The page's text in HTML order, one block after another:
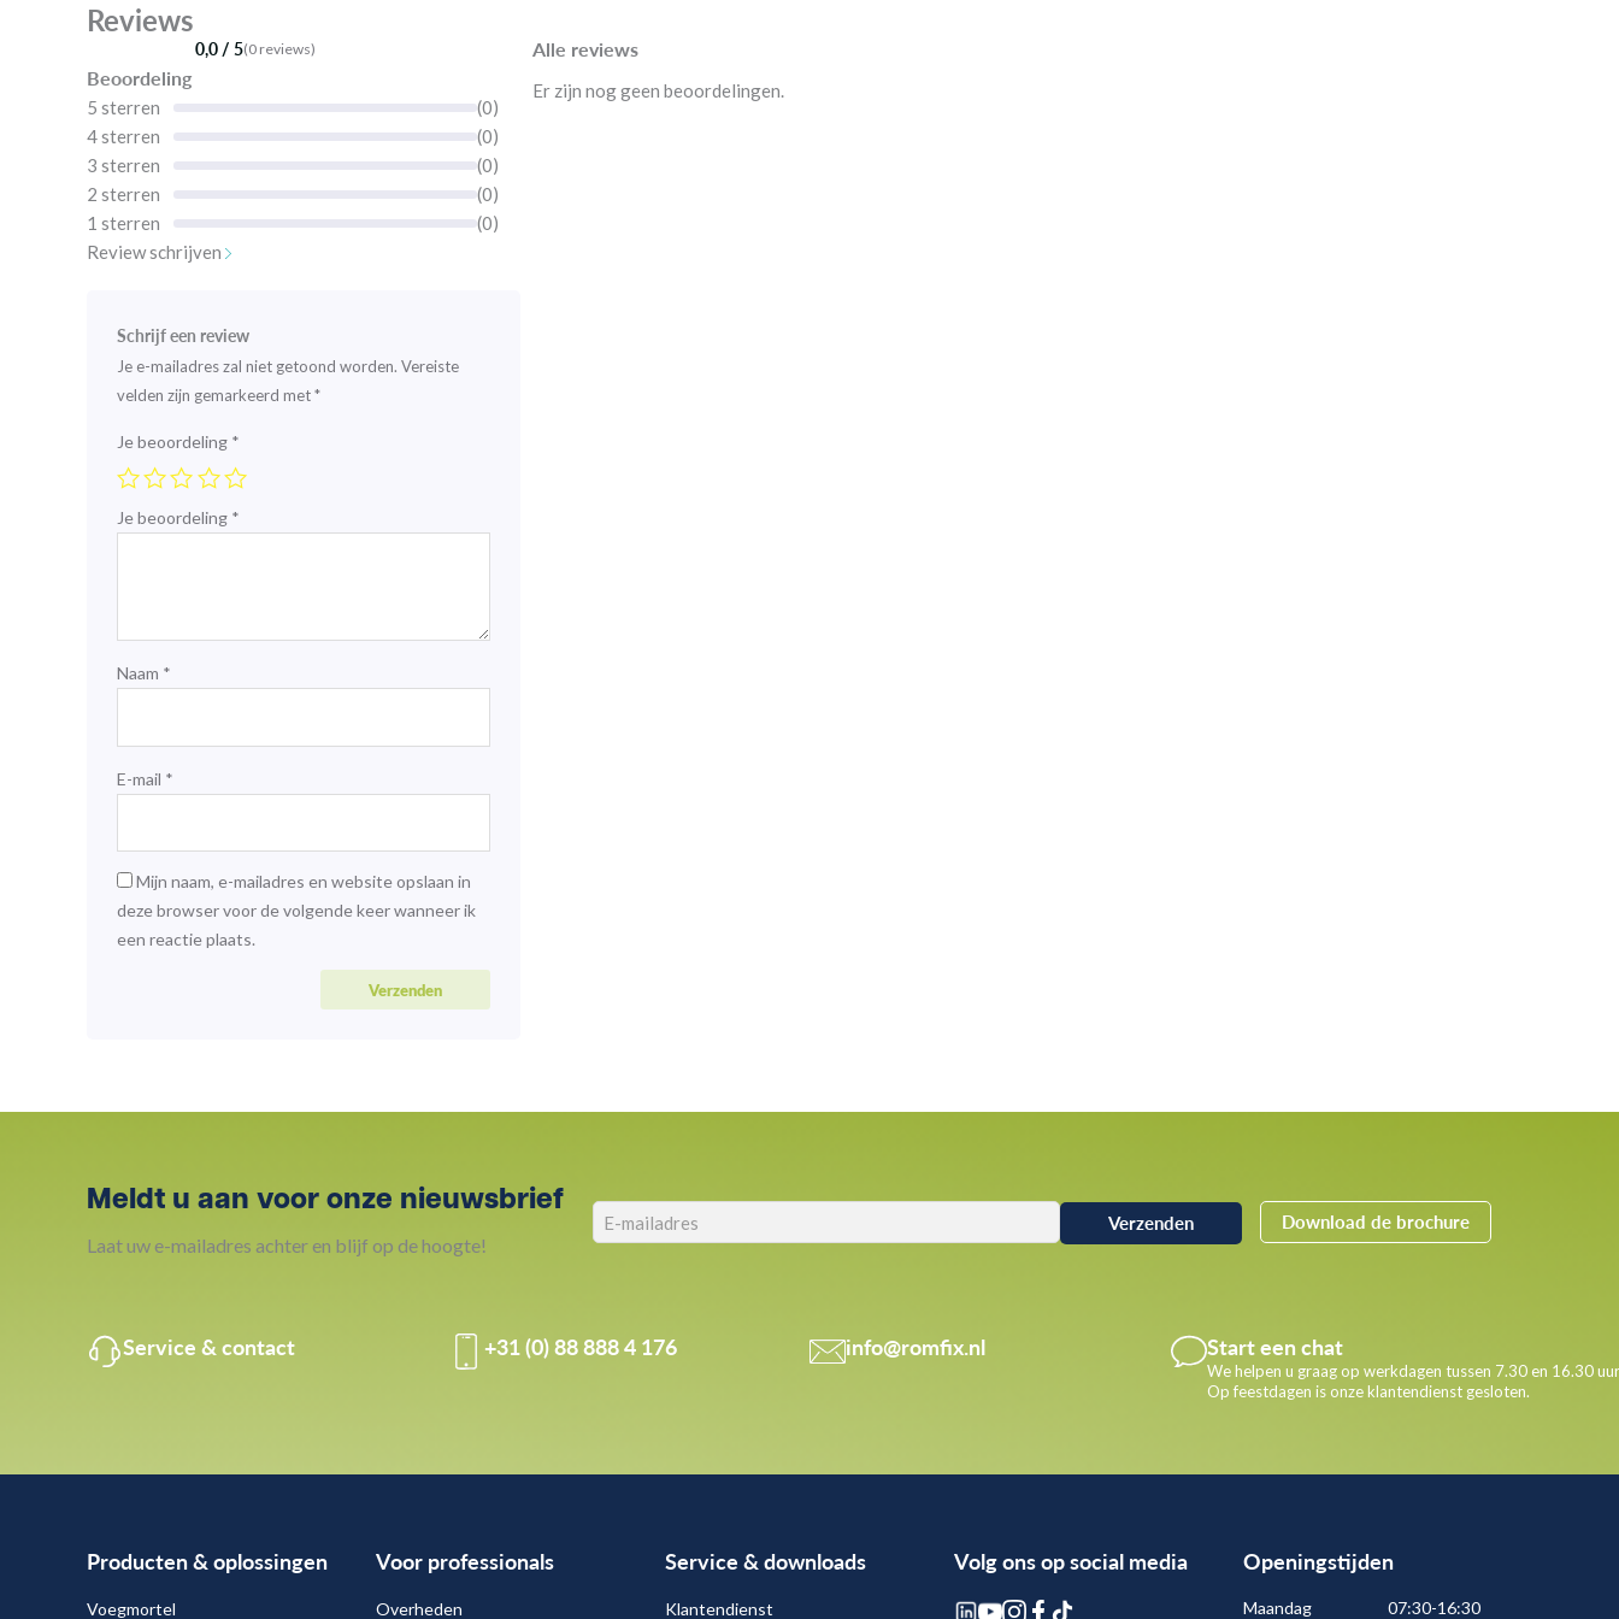
Reviews
0,0 / 5(0 reviews)
Beoordeling
5 sterren
(0)
4 sterren
(0)
3 sterren
(0)
2 sterren
(0)
1 sterren
(0)
Review schrijven
Schrijf een review
Je e-mailadres zal niet getoond worden. Vereiste
velden zijn gemarkeerd met*
Je beoordeling *
Je beoordeling *
Naam *
E-mail *
Mijn naam, e-mailadres en website opslaan in
deze browser voor de volgende keer wanneer ik
een reactie plaats.
Alle reviews
Er zijn nog geen beoordelingen.
Meldt u aan voor onze nieuwsbrief
Laat uw e-mailadres achter en blijf op de hoogte!
Download de brochure
Service & contact +31 (0) 88 888 4 176 info@romfix.nl Start een chat
We helpen u graag op werkdagen tussen 7.30 en 16.30
Op feestdagen is onze klantendienst gesloten.
Producten & oplossingen
Voegmortel
Voor professionals
Overheden
Service & downloads
Klantendienst
Volg ons op social media Openingstijden
Maandag 07:30-16:30